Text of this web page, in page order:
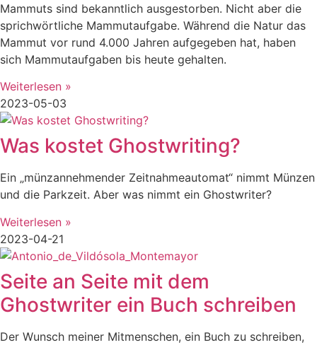
Mammuts sind bekanntlich ausgestorben. Nicht aber die
sprichwörtliche Mammutaufgabe. Während die Natur das
Mammut vor rund 4.000 Jahren aufgegeben hat, haben
sich Mammutaufgaben bis heute gehalten.
Weiterlesen »
2023-05-03
Was kostet Ghostwriting?
Ein „münzannehmender Zeitnahmeautomat“ nimmt Münzen
und die Parkzeit. Aber was nimmt ein Ghostwriter?
Weiterlesen »
2023-04-21
Seite an Seite mit dem
Ghostwriter ein Buch schreiben
Der Wunsch meiner Mitmenschen, ein Buch zu schreiben,